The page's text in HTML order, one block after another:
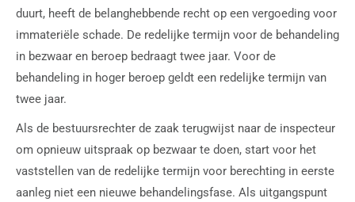
duurt, heeft de belanghebbende recht op een vergoeding voor
immateriële schade. De redelijke termijn voor de behandeling
in bezwaar en beroep bedraagt twee jaar. Voor de
behandeling in hoger beroep geldt een redelijke termijn van
twee jaar.
Als de bestuursrechter de zaak terugwijst naar de inspecteur
om opnieuw uitspraak op bezwaar te doen, start voor het
vaststellen van de redelijke termijn voor berechting in eerste
aanleg niet een nieuwe behandelingsfase. Als uitgangspunt